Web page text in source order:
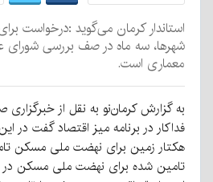
استاندار کرمان می‌گوید :درخواست‌
شهرها، سه ماه در صف بررسی شورای
معماری است.
به گزارش کرمان‌نو به نقل از
هکتار زمین برای نهضت ملی مسکن